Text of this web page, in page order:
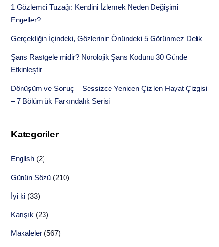
1 Gözlemci Tuzağı: Kendini İzlemek Neden Değişimi
Engeller?
Gerçekliğin İçindeki, Gözlerinin Önündeki 5 Görünmez Delik
Şans Rastgele midir? Nörolojik Şans Kodunu 30 Günde
Etkinleştir
Dönüşüm ve Sonuç – Sessizce Yeniden Çizilen Hayat Çizgisi
– 7 Bölümlük Farkındalık Serisi
Kategoriler
English (2)
Günün Sözü (210)
İyi ki (33)
Karışık (23)
Makaleler (567)